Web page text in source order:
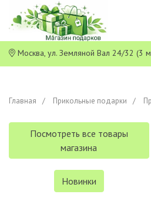
Москва, ул. Земляной Вал 24/32 (3
Главная Прикольные подарки
Посмотреть все товары
магазина
Новинки